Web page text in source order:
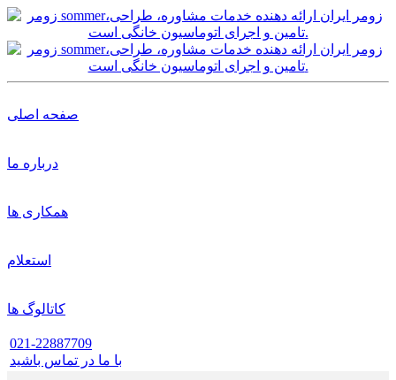
صفحه اصلی
درباره ما
همکاری ها
استعلام
کاتالوگ ها
021-22887709
با ما در تماس باشید